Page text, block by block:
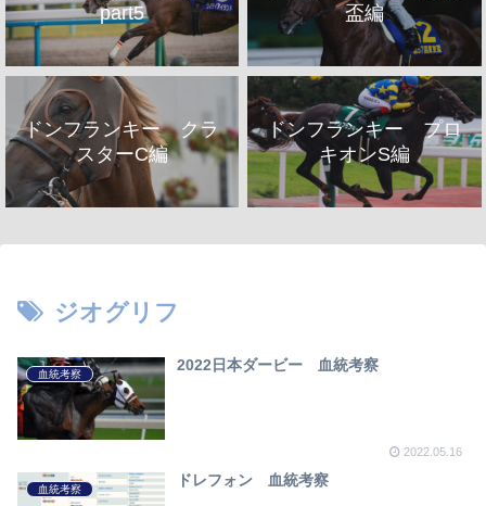
part5
盃編
ドンフランキー クラ
スターC編
ドンフランキー プロ
キオンS編
ジオグリフ
血統考察
2022日本ダービー 血統考察
2022.05.16
血統考察
ドレフォン 血統考察